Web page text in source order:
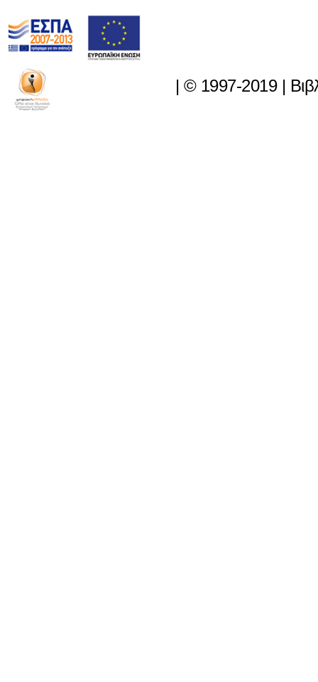
| © 1997-2019|